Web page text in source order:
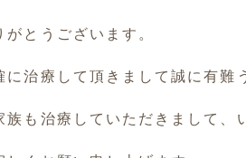
がとうございます。
に治療して頂きまして誠に有難
族も治療していただきまして、